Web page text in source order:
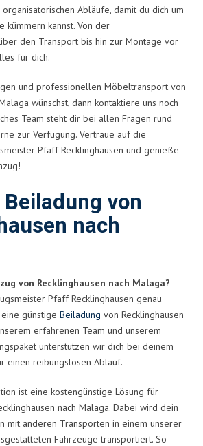
Abläufe, damit du dich um
kümmern kannst. Von der
den Transport bis hin zur Montage vor
für dich.
und professionellen Möbeltransport von
wünschst, dann kontaktiere uns noch
Team steht dir bei allen Fragen rund
zur Verfügung. Vertraue auf die
Pfaff Recklinghausen und genieße
von
nach
von Recklinghausen nach Malaga?
Pfaff Recklinghausen genau
günstige Beiladung von Recklinghausen
erfahrenen Team und unserem
unterstützen wir dich bei deinem
einen reibungslosen Ablauf.
ist eine kostengünstige Lösung für
nach Malaga. Dabei wird dein
mit anderen Transporten in einem unserer
Fahrzeuge transportiert. So